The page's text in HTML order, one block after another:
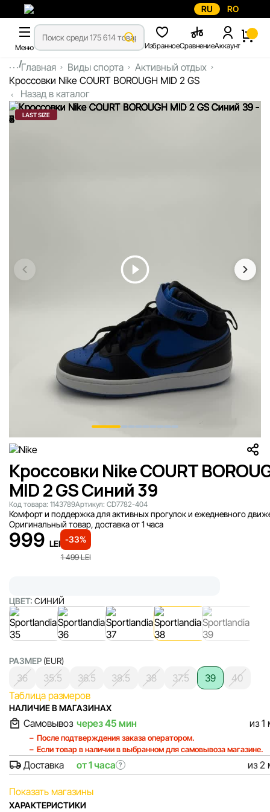
RU RO
Меню ИзбранноеСравнениеАккаунт
...Главная Виды спорта
Активный отдых
Кроссовки Nike COURT BOROUGH MID 2 GS
Назад в каталог
LAST SIZE
Кроссовки Nike COURT
MID 2 GS Синий 39
Код товара: 1143789Артикул: CD7782-404
Комфорт и поддержка для активных прогулок и ежедневного
Оригинальный товар, доставка от 1 часа
-33%
1 499LEI
999 LEI
ЦВЕТ: СИНИЙ
РАЗМЕР (EUR)
36 35.5 36.5 38.5 38 37.5 39
40
Таблица размеров
НАЛИЧИЕ В МАГАЗИНАХ
Самовывоз через 45 мин из 1
После подтверждения заказа оператором.
Если товар в наличии в выбранном для самовывоза магазине.
Доставка от 1 часа ? из 2
Показать магазины
ХАРАКТЕРИСТИКИ